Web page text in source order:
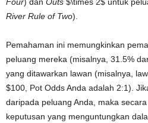
River Rule of Two).
Pemahaman ini memungkinkan
peluang mereka (misalnya, 31.5%
yang ditawarkan lawan (misalnya,
$100, Pot Odds Anda adalah 2:1).
daripada peluang Anda, maka secara
keputusan yang menguntungkan